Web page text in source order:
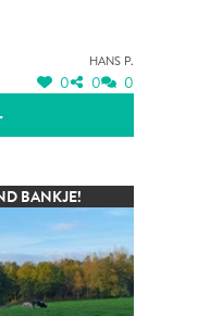
Hans P.
0 0 0
BANKJE!